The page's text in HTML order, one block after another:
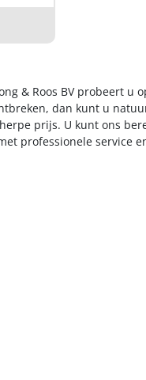
& Roos BV probeert u
dan kunt u
prijs. U kunt ons
professionele service